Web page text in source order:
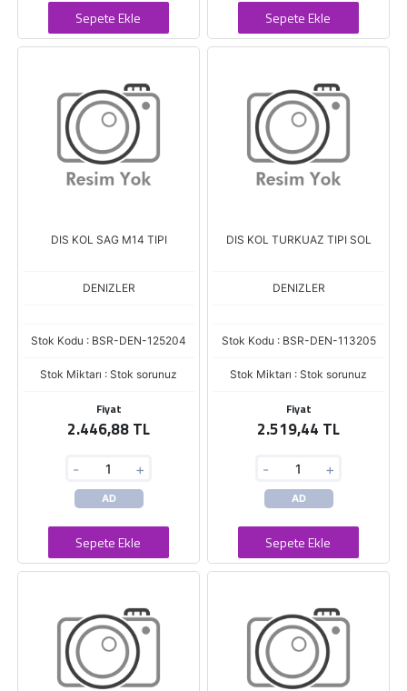
Sepete Ekle Sepete Ekle
DIS KOL SAG M14 TIPI
DENIZLER
Stok Kodu : BSR-DEN-125204
Stok Miktarı : Stok sorunuz
Fiyat
2.446,88 TL
- +
AD
Sepete Ekle
DIS KOL TURKUAZ TIPI SOL
DENIZLER
Stok Kodu : BSR-DEN-113205
Stok Miktarı : Stok sorunuz
Fiyat
2.519,44 TL
- +
AD
Sepete Ekle